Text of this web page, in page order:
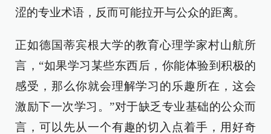
涩的专业术语，反而可能拉开与公众的距离。
正如德国蒂宾根大学的教育心理学家村山航所
言，“如果学习某些东西后，你能体验到积极的
感受，那么你就会理解学习的乐趣所在，这会
激励下一次学习。”对于缺乏专业基础的公众而
言，可以先从一个有趣的切入点着手，用好奇